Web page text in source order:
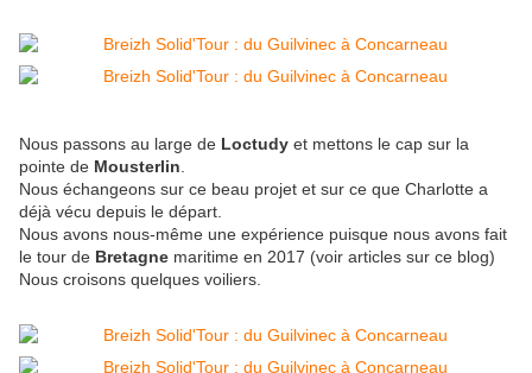
Nous passons au large de Loctudy et mettons le cap sur la
pointe de Mousterlin
Nous échangeons sur ce beau projet et sur ce que Charlotte a
déjà vécu depuis le départ.
Nous avons nous-même une expérience puisque nous avons fait
le tour de Bretagne maritime en 2017 (voir articles sur ce blog)
Nous croisons quelques voiliers.